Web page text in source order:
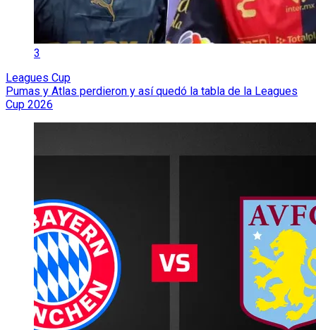
3
Leagues Cup
Pumas y Atlas perdieron y así quedó la tabla de la Leagues
Cup 2026